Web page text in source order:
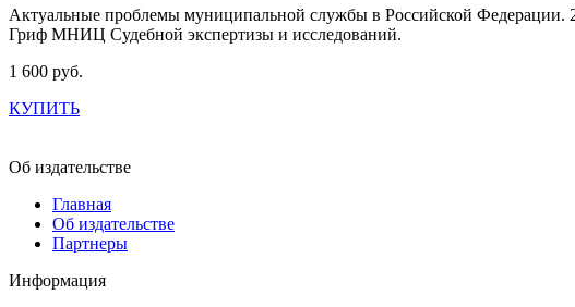
Актуальные проблемы муниципальной службы в Российской
Гриф МНИЦ Судебной экспертизы и исследований.
1 600 руб.
КУПИТЬ
Об издательстве
Главная
Об издательстве
Партнеры
Информация